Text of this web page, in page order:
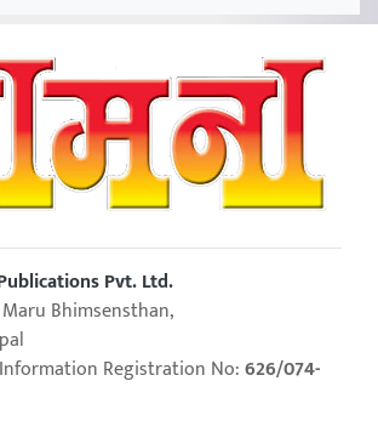
Pvt. Ltd.
Bhimsensthan,
Registration No:626/074-